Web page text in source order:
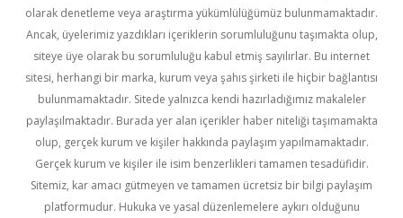
olarak denetleme veya araştırma yükümlülüğümüz bulunmamaktadır.
Ancak, üyelerimiz yazdıkları içeriklerin sorumluluğunu taşımakta olup,
siteye üye olarak bu sorumluluğu kabul etmiş sayılırlar. Bu internet
sitesi, herhangi bir marka, kurum veya şahıs şirketi ile hiçbir bağlantısı
bulunmamaktadır. Sitede yalnızca kendi hazırladığımız makaleler
paylaşılmaktadır. Burada yer alan içerikler haber niteliği taşımamakta
olup, gerçek kurum ve kişiler hakkında paylaşım yapılmamaktadır.
Gerçek kurum ve kişiler ile isim benzerlikleri tamamen tesadüfidir.
Sitemiz, kar amacı gütmeyen ve tamamen ücretsiz bir bilgi paylaşım
platformudur. Hukuka ve yasal düzenlemelere aykırı olduğunu